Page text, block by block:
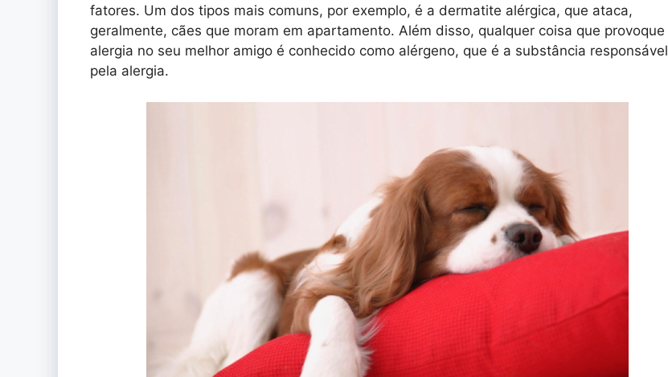
fatores. Um dos tipos mais comuns, por exemplo, é a dermatite alérgica, que ataca,
geralmente, cães que moram em apartamento. Além disso, qualquer coisa que provoque
alergia no seu melhor amigo é conhecido como alérgeno, que é a substância responsável
pela alergia.